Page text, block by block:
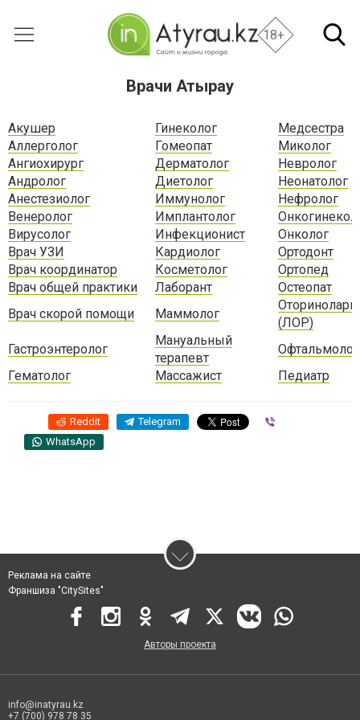
18+
Врачи Атырау
Акушер Гинеколог
Медсестра
Аллерголог
Гомеопат
Миколог
Ангиохирург
Дерматолог
Невролог
Андролог
Диетолог
Неонатолог
Анестезиолог
Иммунолог
Нефролог
Венеролог
Имплантолог
Вирусолог
Инфекционист
Онколог
Врач УЗИ
Кардиолог
Ортодонт
Врач координатор
Косметолог
Ортопед
Врач общей практики
Лаборант
Остеопат
Врач скорой помощи
Маммолог
(ЛОР)
Гастроэнтеролог
Мануальный
терапевт
Офтальмолог
Гематолог
Массажист Педиатр
Reddit Telegram
WhatsApp
Реклама на сайте
Франшиза "CitySites"
Авторы проекта
info@inatyrau.kz
+7 (700) 978 78 35